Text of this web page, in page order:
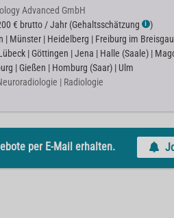
Advanced GmbH
€ brutto / Jahr (Gehaltsschätzung ℹ )
| Münster | Heidelberg | Freiburg im
| Göttingen | Jena | Halle (Saale) |
| Gießen | Homburg (Saar) | Ulm
| Radiologie
per E-Mail erhalten.